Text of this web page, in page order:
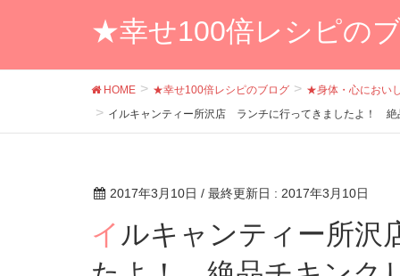
★幸せ100倍レシピの
HOME ★幸せ100倍レシピのブログ
★身体・心におい
イルキャンティー所沢店 ランチに行ってきましたよ！
2017年3月10日 / 最終更新日 : 2017年3月10日
イルキャンティー所沢店 ランチに行ってきまし